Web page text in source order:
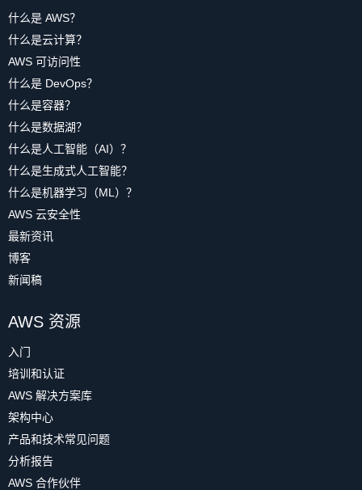
什么是 AWS？
什么是云计算？
AWS 可访问性
什么是 DevOps？
什么是容器？
什么是数据湖？
什么是人工智能（AI）？
什么是生成式人工智能？
什么是机器学习（ML）？
AWS 云安全性
最新资讯
博客
新闻稿
AWS 资源
入门
培训和认证
AWS 解决方案库
架构中心
产品和技术常见问题
分析报告
AWS 合作伙伴